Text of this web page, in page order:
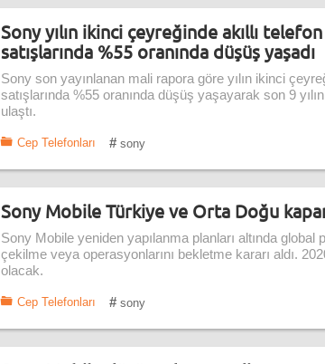
Sony yılın ikinci çeyreğinde akıllı
satışlarında %55 oranında düşüş yaşadı
Sony son yayınlanan mali rapora göre yılın ikinci
satışlarında %55 oranında düşüş yaşayarak son 9
ulaştı.
Cep Telefonları # sony
Sony Mobile Türkiye ve Orta Doğu
Sony Mobile yeniden yapılanma planları altında global
çekilme veya operasyonlarını bekletme kararı aldı.
olacak.
Cep Telefonları # sony